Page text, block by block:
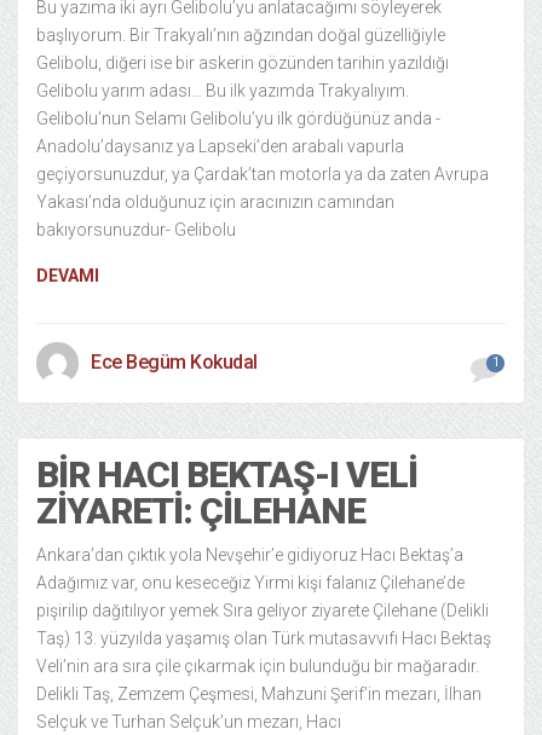
Bu yazıma iki ayrı Gelibolu’yu anlatacağımı söyleyerek
başlıyorum. Bir Trakyalı’nın ağzından doğal güzelliğiyle
Gelibolu, diğeri ise bir askerin gözünden tarihin yazıldığı
Gelibolu yarım adası… Bu ilk yazımda Trakyalıyım.
Gelibolu’nun Selamı Gelibolu’yu ilk gördüğünüz anda -
Anadolu’daysanız ya Lapseki’den arabalı vapurla
geçiyorsunuzdur, ya Çardak’tan motorla ya da zaten Avrupa
Yakası’nda olduğunuz için aracınızın camından
bakıyorsunuzdur- Gelibolu
DEVAMI
Ece Begüm Kokudal 1
BIR HACI BEKTAŞ-I VELI
ZIYARETI: ÇILEHANE
Ankara’dan çıktık yola Nevşehir’e gidiyoruz Hacı Bektaş’a
Adağımız var, onu keseceğiz Yirmi kişi falanız Çilehane’de
pişirilip dağıtılıyor yemek Sıra geliyor ziyarete Çilehane (Delikli
Taş) 13. yüzyılda yaşamış olan Türk mutasavvıfı Hacı Bektaş
Veli’nin ara sıra çile çıkarmak için bulunduğu bir mağaradır.
Delikli Taş, Zemzem Çeşmesi, Mahzuni Şerif’in mezarı, İlhan
Selçuk ve Turhan Selçuk’un mezarı, Hacı